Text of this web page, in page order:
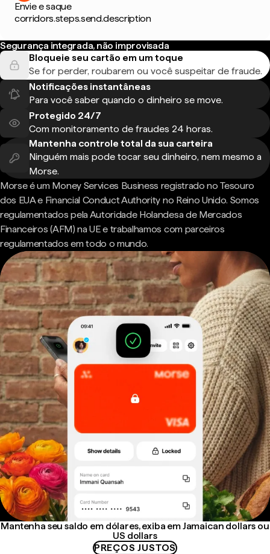
Envie e saque
corridors.steps.send.description
Segurança integrada, não improvisada
Bloqueie seu cartão em um toque
Se for perder, roubarem ou você suspeitar de fraude.
Notificações instantâneas
Para você saber quando o dinheiro se move.
Protegido 24/7
Com monitoramento de fraudes 24 horas.
Mantenha controle total da sua carteira
Ninguém mais pode tocar seu dinheiro, nem mesmo a
Morse.
Morse é um Money Services Business registrado no Tesouro
dos EUA e Financial Conduct Authority no Reino Unido. Somos
regulamentados pela Autoridade Holandesa de Mercados
Financeiros (AFM) na UE e trabalhamos com parceiros
regulamentados em todo o mundo.
Mantenha seu saldo em dólares, exiba em Jamaican dollars ou
US dollars
PREÇOS JUSTOS